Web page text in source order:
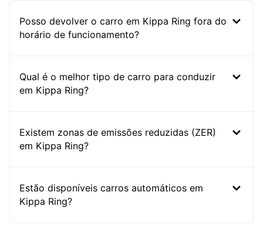
Posso devolver o carro em Kippa Ring fora do
horário de funcionamento?
Qual é o melhor tipo de carro para conduzir
em Kippa Ring?
Existem zonas de emissões reduzidas (ZER)
em Kippa Ring?
Estão disponíveis carros automáticos em
Kippa Ring?